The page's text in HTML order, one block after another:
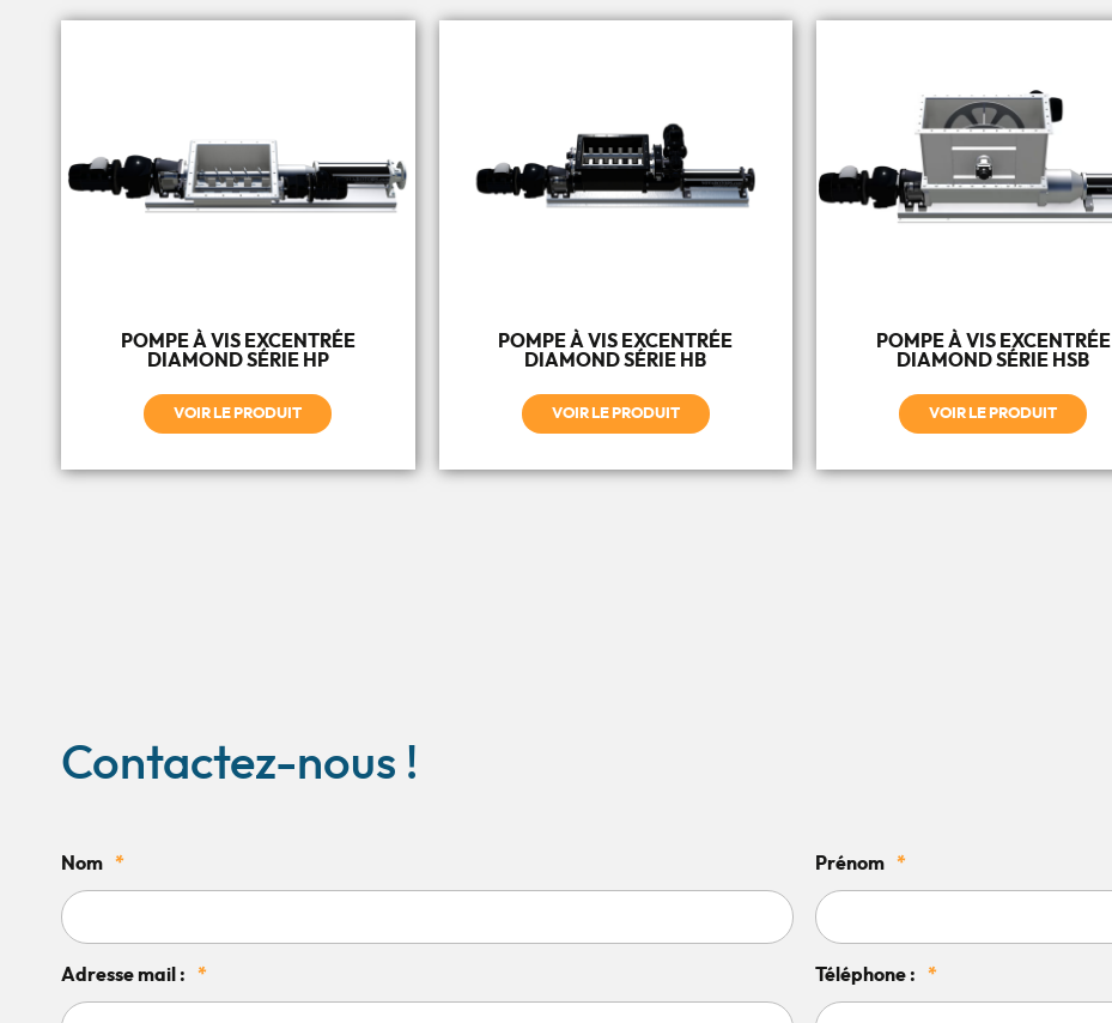
POMPE À VIS EXCENTRÉE
DIAMOND SÉRIE HP
VOIR LE PRODUIT
POMPE À VIS EXCENTRÉE
DIAMOND SÉRIE HB
VOIR LE PRODUIT
POMPE À VIS EXCENTRÉE
DIAMOND SÉRIE HSB
VOIR LE PRODUIT
Contactez-nous !
Nom * Prénom *
Adresse mail : * Téléphone : *